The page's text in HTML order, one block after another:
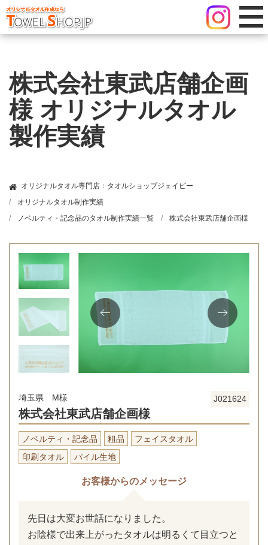
株式会社東武店舗企画
様 オリジナルタオル
製作実績
オリジナルタオル専門店：タオルショップジェイピー
オリジナルタオル制作実績
ノベルティ・記念品のタオル制作実績一覧
株式会社東武店舗企画様
J021624
埼玉県 M様
株式会社東武店舗企画様
ノベルティ・記念品 粗品
フェイスタオル
印刷タオル
パイル生地
お客様からのメッセージ
先日は大変お世話になりました。
お陰様で出来上がったタオルは明るくて目立つと